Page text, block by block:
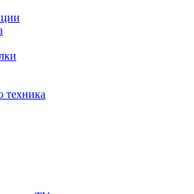
техника